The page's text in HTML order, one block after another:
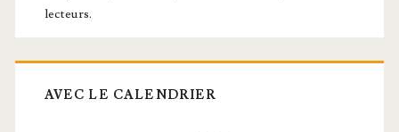
lecteurs.
AVEC LE CALENDRIER